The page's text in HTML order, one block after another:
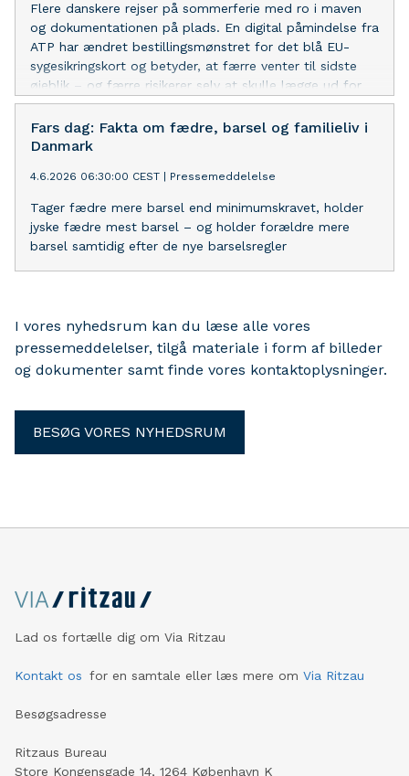
Flere danskere rejser på sommerferie med ro i maven
og dokumentationen på plads. En digital påmindelse fra
ATP har ændret bestillingsmønstret for det blå EU-
sygesikringskort og betyder, at færre venter til sidste
øjeblik – og færre risikerer selv at skulle lægge ud for
behandling i udlandet.
Fars dag: Fakta om fædre, barsel og familieliv i
Danmark
4.6.2026 06:30:00 CEST Pressemeddelelse
Tager fædre mere barsel end minimumskravet, holder
jyske fædre mest barsel – og holder forældre mere
barsel samtidig efter de nye barselsregler
I vores nyhedsrum kan du læse alle vores
pressemeddelelser, tilgå materiale i form af billeder
og dokumenter samt finde vores kontaktoplysninger.
BESØG VORES NYHEDSRUM
Lad os fortælle dig om Via Ritzau
Kontakt os for en samtale eller læs mere om Via Ritzau
Besøgsadresse
Ritzaus Bureau
Store Kongensgade 14, 1264 København K